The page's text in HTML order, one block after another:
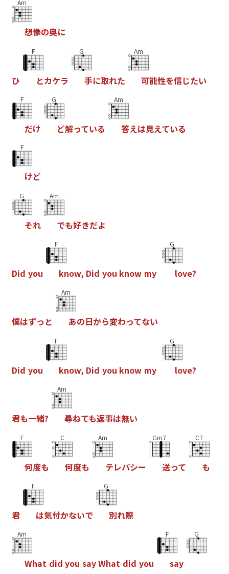
Am
想像の奥に
ひ
F
とカケラ
G
手に取れた
Am
可能性を信じたい
F
だけ
G
ど解っている
Am
答えは見えている
F
けど
G
それ
Am
でも好きだよ
Did you
F
know, Did you know my
G
love?
僕はずっ と
Am
あの日から変わってない
Did you
F
know, Did you know my
G
love?
君も一緒?
Am
尋ねても返事は無い
F
何度も
C
何度も
Am
テレパシー
Gm7
送って
C7
も
君
F
は気付かないで
G
別れ際
Am
What did you sayWhat did you
F
say
G